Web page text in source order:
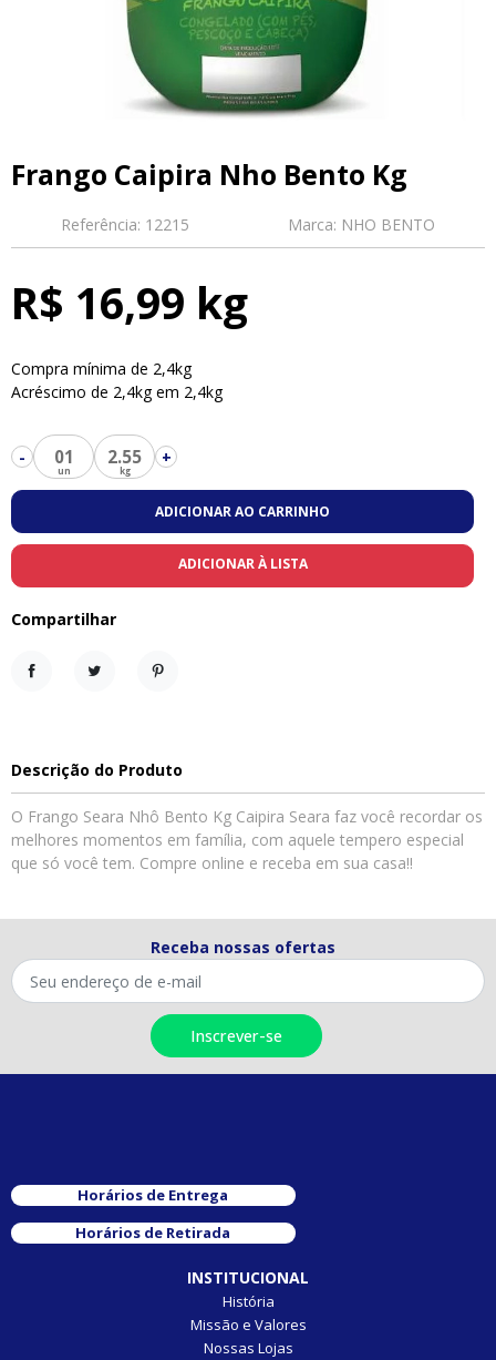
Frango Caipira Nho Bento Kg
Referência: 12215 Marca: NHO BENTO
R$ 16,99 kg
Compra mínima de 2,4kg
Acréscimo de 2,4kg em 2,4kg
- 01 2.55 +
ADICIONAR AO CARRINHO
ADICIONAR À LISTA
Compartilhar
Descrição do Produto
O Frango Seara Nhô Bento Kg Caipira Seara faz você recordar os
melhores momentos em família, com aquele tempero especial
que só você tem. Compre online e receba em sua casa!!
Receba nossas ofertas
Horários de Entrega
Horários de Retirada
INSTITUCIONAL
História
Missão e Valores
Nossas Lojas